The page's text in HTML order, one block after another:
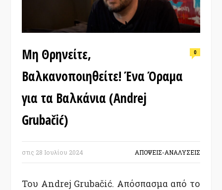
Μη Θρηνείτε,
Βαλκανοποιηθείτε! Ένα Όραμα
για τα Βαλκάνια (Andrej
Grubačić)
0
στις 28 Ιουλίου 2024 ΑΠΟΨΕΙΣ-ΑΝΑΛΥΣΕΙΣ
Του Andrej Grubačić. Απόσπασμα από το